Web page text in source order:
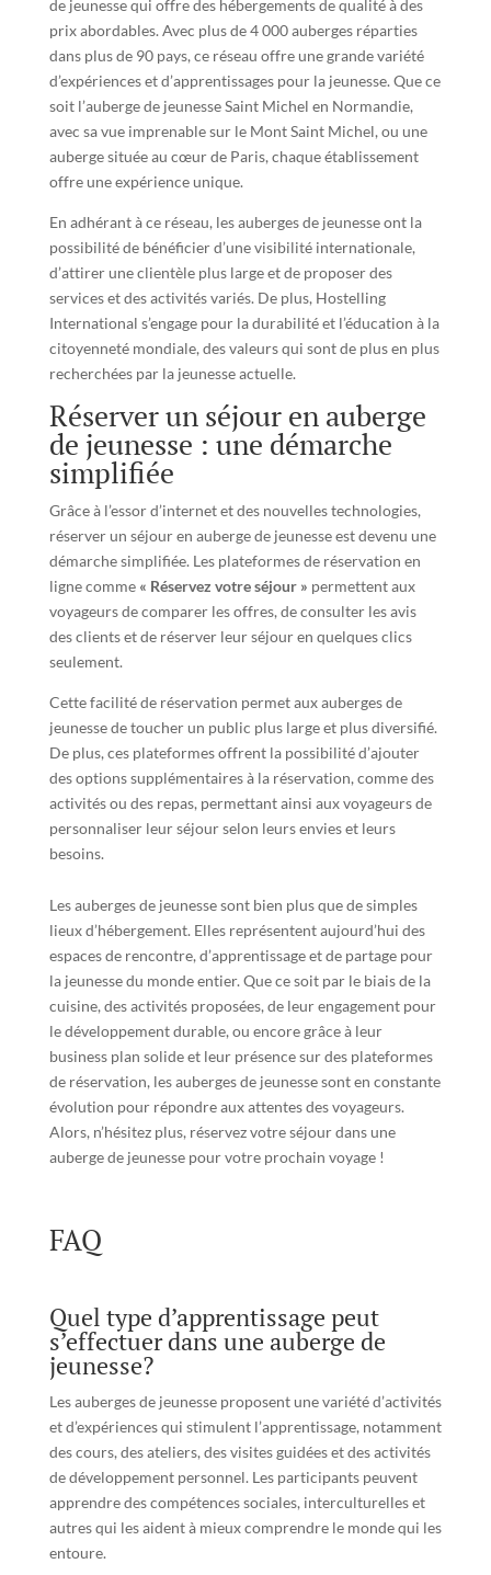
de jeunesse qui offre des hébergements de qualité à des
prix abordables. Avec plus de 4 000 auberges réparties
dans plus de 90 pays, ce réseau offre une grande variété
d’expériences et d’apprentissages pour la jeunesse. Que ce
soit l’auberge de jeunesse Saint Michel en Normandie,
avec sa vue imprenable sur le Mont Saint Michel, ou une
auberge située au cœur de Paris, chaque établissement
offre une expérience unique.
En adhérant à ce réseau, les auberges de jeunesse ont la
possibilité de bénéficier d’une visibilité internationale,
d’attirer une clientèle plus large et de proposer des
services et des activités variés. De plus, Hostelling
International s’engage pour la durabilité et l’éducation à la
citoyenneté mondiale, des valeurs qui sont de plus en plus
recherchées par la jeunesse actuelle.
Réserver un séjour en auberge
de jeunesse : une démarche
simplifiée
Grâce à l’essor d’internet et des nouvelles technologies,
réserver un séjour en auberge de jeunesse est devenu une
démarche simplifiée. Les plateformes de réservation en
ligne comme « Réservez votre séjour » permettent aux
voyageurs de comparer les offres, de consulter les avis
des clients et de réserver leur séjour en quelques clics
seulement.
Cette facilité de réservation permet aux auberges de
jeunesse de toucher un public plus large et plus diversifié.
De plus, ces plateformes offrent la possibilité d’ajouter
des options supplémentaires à la réservation, comme des
activités ou des repas, permettant ainsi aux voyageurs de
personnaliser leur séjour selon leurs envies et leurs
besoins.
Les auberges de jeunesse sont bien plus que de simples
lieux d’hébergement. Elles représentent aujourd’hui des
espaces de rencontre, d’apprentissage et de partage pour
la jeunesse du monde entier. Que ce soit par le biais de la
cuisine, des activités proposées, de leur engagement pour
le développement durable, ou encore grâce à leur
business plan solide et leur présence sur des plateformes
de réservation, les auberges de jeunesse sont en constante
évolution pour répondre aux attentes des voyageurs.
Alors, n’hésitez plus, réservez votre séjour dans une
auberge de jeunesse pour votre prochain voyage !
FAQ
Quel type d’apprentissage peut
s’effectuer dans une auberge de
jeunesse?
Les auberges de jeunesse proposent une variété d’activités
et d’expériences qui stimulent l’apprentissage, notamment
des cours, des ateliers, des visites guidées et des activités
de développement personnel. Les participants peuvent
apprendre des compétences sociales, interculturelles et
autres qui les aident à mieux comprendre le monde qui les
entoure.